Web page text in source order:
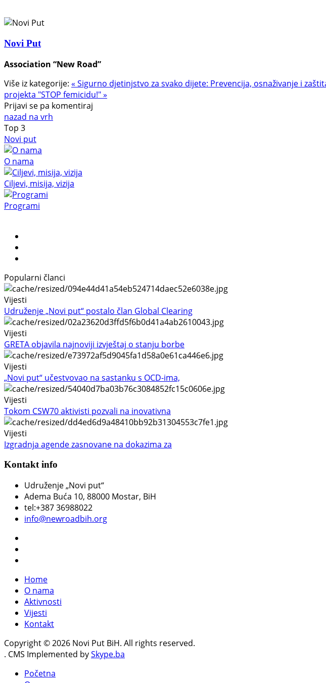
Novi Put
Association “New Road”
Više iz kategorije: « Sigurno djetinjstvo za svako dijete: Prevencija, osnaživanje i
projekta "STOP femicidu!" »
Prijavi se pa komentiraj
nazad na vrh
Top 3
Novi put
O nama
Ciljevi, misija, vizija
Programi
Popularni članci
Vijesti
Udruženje „Novi put“ postalo član Global Clearing
Vijesti
GRETA objavila najnoviji izvještaj o stanju borbe
Vijesti
„Novi put“ učestvovao na sastanku s OCD-ima,
Vijesti
Tokom CSW70 aktivisti pozvali na inovativna
Vijesti
Izgradnja agende zasnovane na dokazima za
Kontakt info
Udruženje „Novi put“
Adema Buća 10, 88000 Mostar, BiH
tel:+387 36988022
info@newroadbih.org
Home
O nama
Aktivnosti
Vijesti
Kontakt
Copyright © 2026 Novi Put BiH. All rights reserved.
. CMS Implemented bySkype.ba
Početna